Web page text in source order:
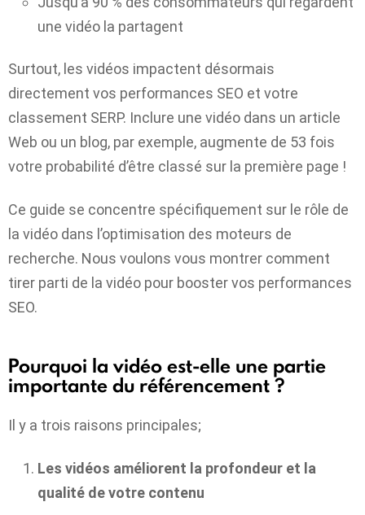
une vidéo la partagent
Surtout, les vidéos impactent désormais
directement vos performances SEO et votre
classement SERP. Inclure une vidéo dans un article
Web ou un blog, par exemple, augmente de 53 fois
votre probabilité d’être classé sur la première page !
Ce guide se concentre spécifiquement sur le rôle de
la vidéo dans l’optimisation des moteurs de
recherche. Nous voulons vous montrer comment
tirer parti de la vidéo pour booster vos performances
SEO.
Pourquoi la vidéo est-elle une partie
importante du référencement ?
Il y a trois raisons principales;
Les vidéos améliorent la profondeur et la
qualité de votre contenu